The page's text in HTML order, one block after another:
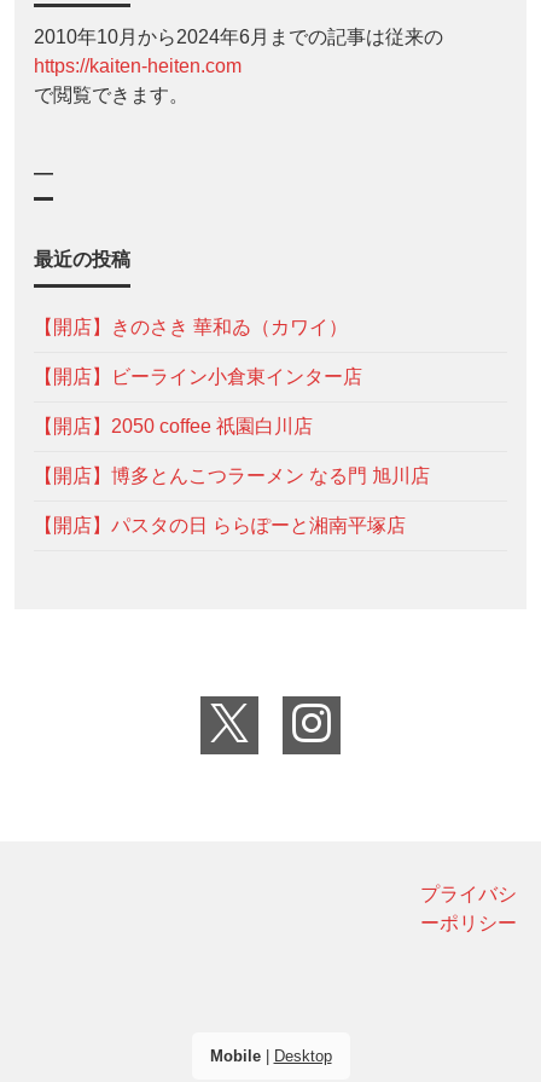
2010年10月から2024年6月までの記事は従来の
https://kaiten-heiten.com
で閲覧できます。
—
最近の投稿
【開店】きのさき 華和ゐ（カワイ）
【開店】ビーライン小倉東インター店
【開店】2050 coffee 祇園白川店
【開店】博多とんこつラーメン なる門 旭川店
【開店】パスタの日 ららぽーと湘南平塚店
プライバシ
ーポリシー
Mobile| Desktop